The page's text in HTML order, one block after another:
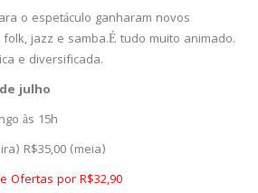
o espetáculo ganharam novos
jazz e samba.É tudo muito animado.
e diversificada.
julho
às 15h
R$35,00 (meia)
Ofertas por R$32,90